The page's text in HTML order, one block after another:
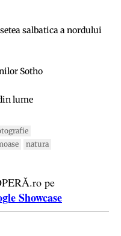
salbatica a nordului
Sotho
lume
natura
pe
Showcase